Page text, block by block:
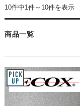
10件中1件～10件を表示
商品一覧